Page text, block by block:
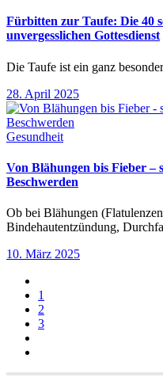
Fürbitten zur Taufe: Die 40
unvergesslichen Gottesdienst
Die Taufe ist ein ganz
28. April 2025
Gesundheit
Von Blähungen bis Fieber –
Beschwerden
Ob bei Blähungen
Bindehautentzündung,
10. März 2025
1
2
3